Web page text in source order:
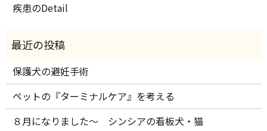
疾患のDetail
保護犬の避妊手術
ペットの『ターミナルケア』を考える
８月になりました～ シンシアの看板犬・猫